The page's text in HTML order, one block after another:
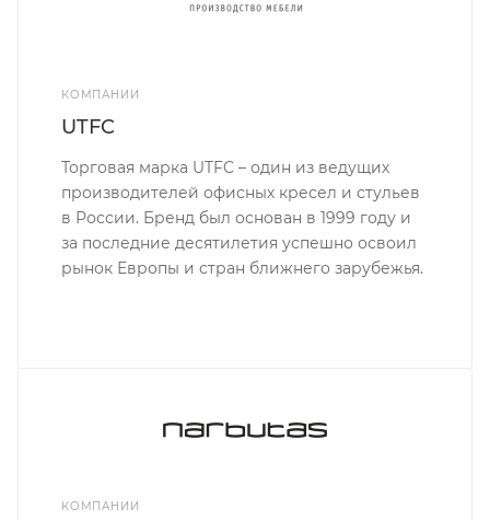
КОМПАНИИ
UTFC
Торговая марка UTFC – один из ведущих
производителей офисных кресел и стульев
в России. Бренд был основан в 1999 году и
за последние десятилетия успешно освоил
рынок Европы и стран ближнего зарубежья.
КОМПАНИИ